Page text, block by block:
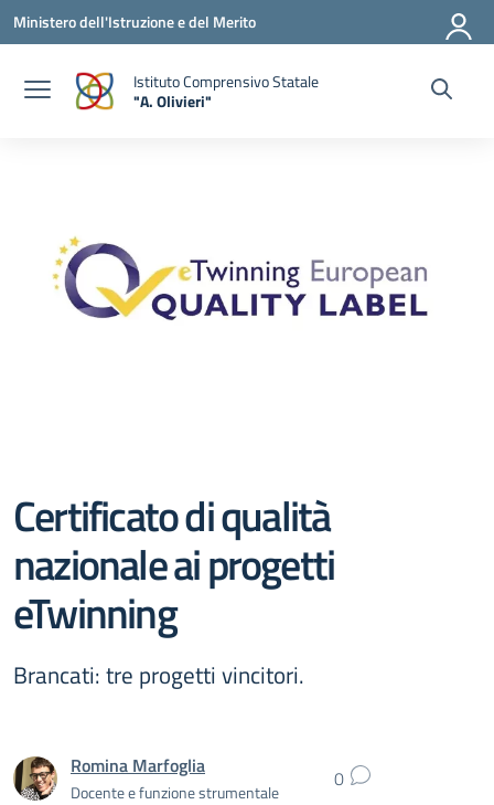
Vai ai contenuti
Vai al menu di navigazione
Vai al footer
Ministero dell'Istruzione e del Merito
Istituto Comprensivo Statale
"A. Olivieri"
Certificato di qualità
nazionale ai progetti
eTwinning
Brancati: tre progetti vincitori.
Romina Marfoglia
Docente e funzione strumentale 0